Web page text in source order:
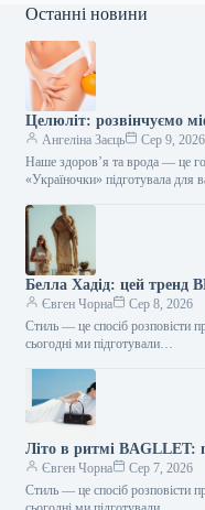
Останні новини
Целюліт: розвінчуємо
Ангеліна Заєць
Сер 9, 2026
Наше здоров’я та врода — це
«Україночки» підготувала для
Белла Хадід: цей тренд
Євген Чорна
Сер 8, 2026
Стиль — це спосіб розповісти
сьогодні ми підготували…
Літо в ритмі BAGLLET:
Євген Чорна
Сер 7, 2026
Стиль — це спосіб розповісти